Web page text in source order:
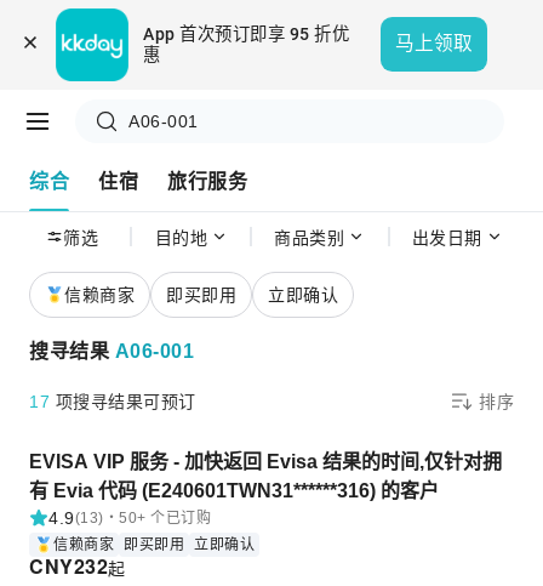
App 首次预订即享 95 折优
惠
马上领取
A06-001
综合 住宿 旅行服务
筛选 目的地 商品类别 出发日期
信赖商家 即买即用 立即确认
搜寻结果 A06-001
17 项搜寻结果可预订 排序
EVISA VIP 服务 - 加快返回 Evisa 结果的时间,仅针对拥
有 Evia 代码 (E240601TWN31******316) 的客户
4.9(13)・50+ 个已订购
信赖商家
即买即用 立即确认
CNY232起